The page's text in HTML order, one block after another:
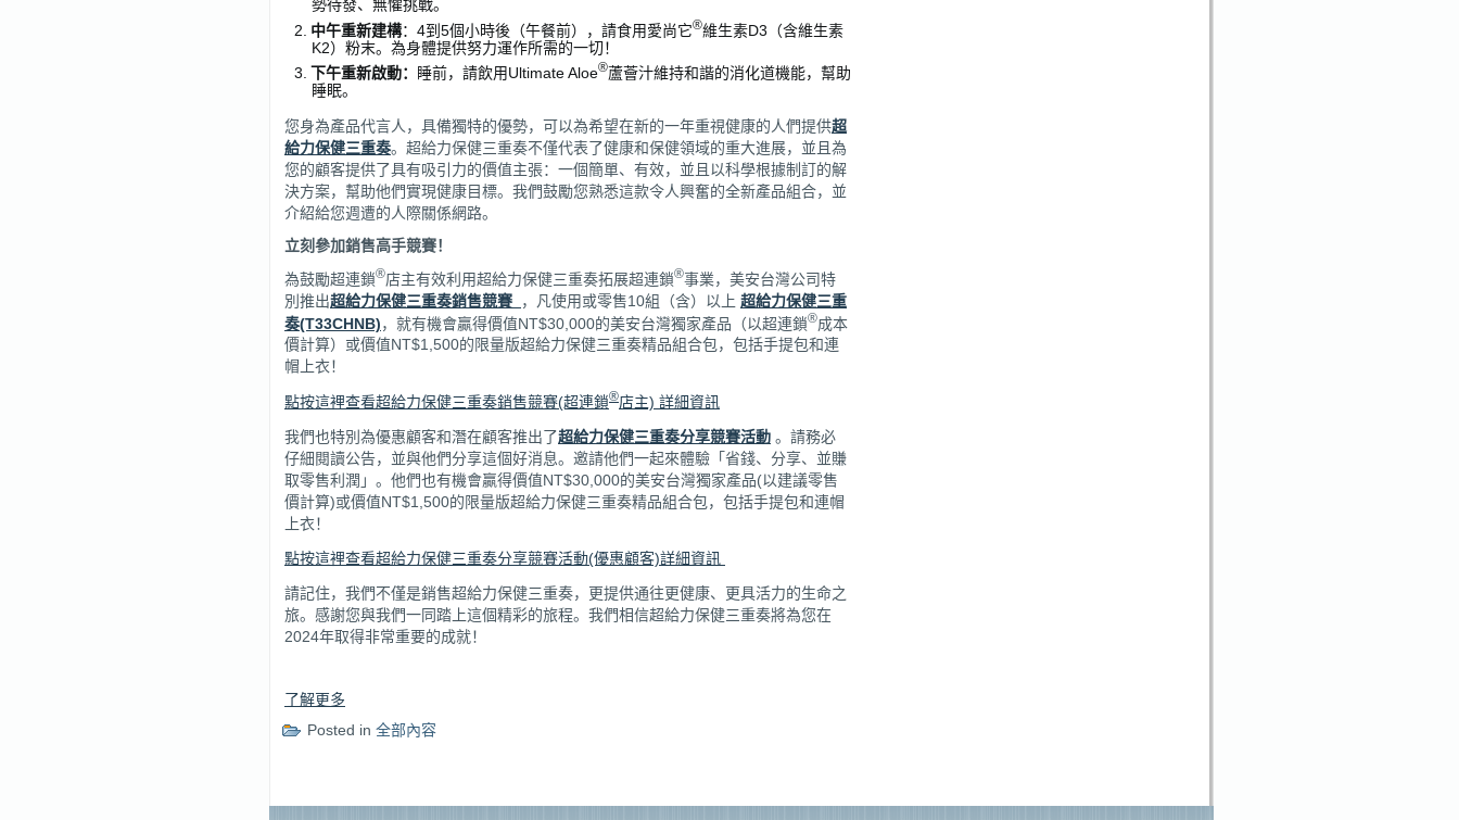
勢待發、無懼挑戰。
中午重新建構：4到5個小時後（午餐前），請食用愛尚它®維生素D3（含維生素
K2）粉末。為身體提供努力運作所需的一切！
下午重新啟動：
睡前，請飲用Ultimate Aloe®蘆薈汁維持和諧的消化道機能，幫助
睡眠。
您身為產品代言人，具備獨特的優勢，可以為希望在新的一年重視健康的人們提供超
給力保健三重奏。超給力保健三重奏不僅代表了健康和保健領域的重大進展，並且為
您的顧客提供了具有吸引力的價值主張：一個簡單、有效，並且以科學根據制訂的解
決方案，幫助他們實現健康目標。我們鼓勵您熟悉這款令人興奮的全新產品組合，並
介紹給您週遭的人際關係網路。
立刻參加銷售高手競賽！
為鼓勵超連鎖®店主有效利用超給力保健三重奏拓展超連鎖®事業，美安台灣公司特
別推出超給力保健三重奏銷售競賽 ，凡使用或零售10組（含）以上 超給力保健三重
奏(T33CHNB)，就有機會贏得價值NT$30,000的美安台灣獨家產品（以超連鎖®成本
價計算）或價值NT$1,500的限量版超給力保健三重奏精品組合包，包括手提包和連
帽上衣！
點按這裡查看超給力保健三重奏銷售競賽(超連鎖®店主) 詳細資訊
我們也特別為優惠顧客和潛在顧客推出了超給力保健三重奏分享競賽活動 。請務必
仔細閱讀公告，並與他們分享這個好消息。邀請他們一起來體驗「省錢、分享、並賺
取零售利潤」。他們也有機會贏得價值NT$30,000的美安台灣獨家產品(以建議零售
價計算)或價值NT$1,500的限量版超給力保健三重奏精品組合包，包括手提包和連帽
上衣！
點按這裡查看超給力保健三重奏分享競賽活動(優惠顧客)詳細資訊
請記住，我們不僅是銷售超給力保健三重奏，更提供通往更健康、更具活力的生命之
旅。感謝您與我們一同踏上這個精彩的旅程。我們相信超給力保健三重奏將為您在
2024年取得非常重要的成就！
了解更多
Posted in 全部內容